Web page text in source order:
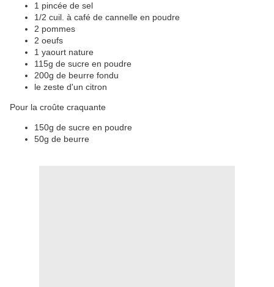
1 pincée de sel
1/2 cuil. à café de cannelle en poudre
2 pommes
2 oeufs
1 yaourt nature
115g de sucre en poudre
200g de beurre fondu
le zeste d'un citron
Pour la croûte craquante
150g de sucre en poudre
50g de beurre